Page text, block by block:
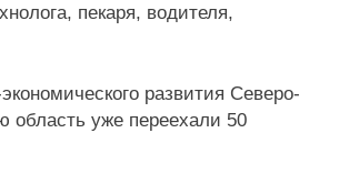
пекаря, водителя,
развития Северо-
область уже переехали 50